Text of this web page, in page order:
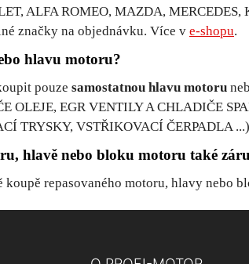
ALFA ROMEO, MAZDA,
značky na objednávku. Více v e-shopu.
hlavu motoru?
pouze samostatnou hlavu motoru
OLEJE, EGR VENTILY A CHLADIČE
TRYSKY, VSTŘIKOVACÍ ČERPADLA ...)
hlavě nebo bloku motoru také
koupě repasovaného motoru, hlavy nebo